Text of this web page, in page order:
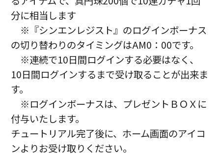
分に相当します
※『シンエンレジスト』のログインボーナス
の切り替わりのタイミングはAM0：00です。
※連続で10日間ログインする必要はなく、
10日間ログインするまで受け取ることが出来ま
す。
※ログインボーナスは、プレゼントＢＯＸに
付与いたします。
チュートリアル完了後に、ホーム画面のアイコ
ンよりお受け取りください。